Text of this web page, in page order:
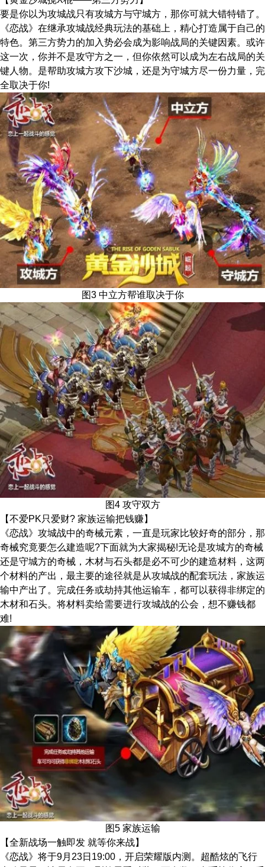
要是你以为攻城战只有攻城方与守城方，那你可就大错特错了。
《恋战》在继承攻城战经典玩法的基础上，精心打造属于自己的
特色。第三方势力的加入势必会成为影响战局的关键因素。或许
这一次，你并不是攻守方之一，但你依然可以成为左右战局的关
键人物。是帮助攻城方攻下沙城，还是为守城方尽一份力量，完
全取决于你!
图3 中立方帮谁取决于你
图4 攻守双方
【不爱PK只爱财? 家族运输把钱赚】
《恋战》攻城战中的奇械元素，一直是玩家比较好奇的部分，那
奇械究竟要怎么建造呢?下面就为大家揭秘!无论是攻城方的奇械
还是守城方的奇械，木材与石头都是必不可少的建造材料，这两
个材料的产出，最主要的途径就是从攻城战的配套玩法，家族运
输中产出了。完成任务或劫持其他运输车，都可以获得非绑定的
木材和石头。将材料卖给需要进行攻城战的公会，想不赚钱都
难!
图5 家族运输
【全新战场一触即发 就等你来战】
《恋战》将于9月23日19:00，开启荣耀版内测。超酷炫的飞行